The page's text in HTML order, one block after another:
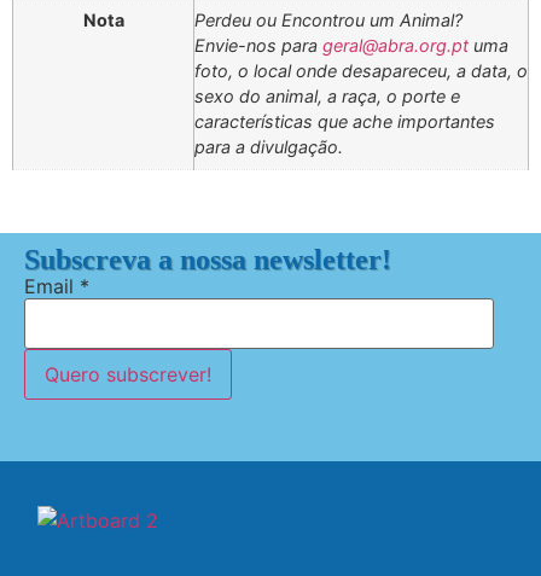
Nota
Perdeu ou Encontrou um Animal?
Envie-nos para geral@abra.org.pt uma
foto, o local onde desapareceu, a data, o
sexo do animal, a raça, o porte e
características que ache importantes
para a divulgação.
Subscreva a nossa newsletter!
Email *
Quero subscrever!